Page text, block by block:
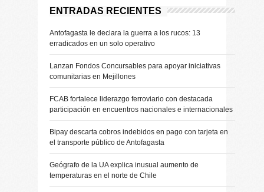
ENTRADAS RECIENTES
Antofagasta le declara la guerra a los rucos: 13
erradicados en un solo operativo
Lanzan Fondos Concursables para apoyar iniciativas
comunitarias en Mejillones
FCAB fortalece liderazgo ferroviario con destacada
participación en encuentros nacionales e internacionales
Bipay descarta cobros indebidos en pago con tarjeta en
el transporte público de Antofagasta
Geógrafo de la UA explica inusual aumento de
temperaturas en el norte de Chile